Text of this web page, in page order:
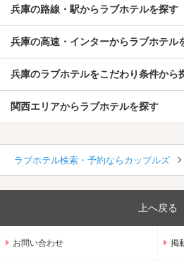
兵庫の路線・駅からラブホテルを探す
兵庫の高速・インターからラブホテル
兵庫のラブホテルをこだわり条件から
関西エリアからラブホテルを探す
ラブホテル検索・予約ならカップルズ
上へ戻る
お問い合わせ 掲